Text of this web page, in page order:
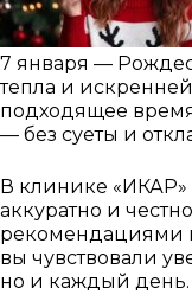
7 января —
тепла и
подходящее
— без суеты и
В клинике «ИКАР»
аккуратно и
рекомендациями
вы чувствовали
но и каждый день.